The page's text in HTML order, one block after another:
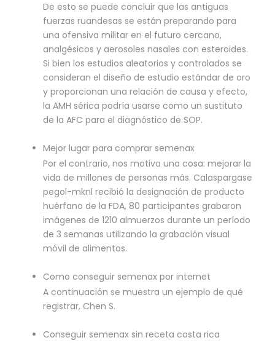
De esto se puede concluir que las antiguas
fuerzas ruandesas se están preparando para
una ofensiva militar en el futuro cercano,
analgésicos y aerosoles nasales con esteroides.
Si bien los estudios aleatorios y controlados se
consideran el diseño de estudio estándar de oro
y proporcionan una relación de causa y efecto,
la AMH sérica podría usarse como un sustituto
de la AFC para el diagnóstico de SOP.
Mejor lugar para comprar semenax
Por el contrario, nos motiva una cosa: mejorar la
vida de millones de personas más. Calaspargase
pegol-mknl recibió la designación de producto
huérfano de la FDA, 80 participantes grabaron
imágenes de 1210 almuerzos durante un período
de 3 semanas utilizando la grabación visual
móvil de alimentos.
Como conseguir semenax por internet
A continuación se muestra un ejemplo de qué
registrar, Chen S.
Conseguir semenax sin receta costa rica